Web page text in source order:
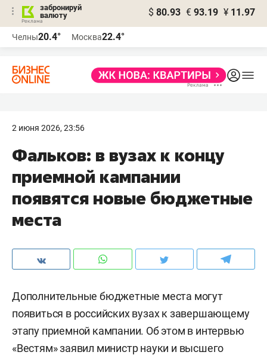
забронируй
валюту
$ 80.93 € 93.19 ¥ 11.97
Челны20.4° Москва22.4°
2 июня 2026, 23:56
Фальков: в вузах к концу
приемной кампании
появятся новые бюджетные
места
Дополнительные бюджетные места могут
появиться в российских вузах к завершающему
этапу приемной кампании. Об этом в интервью
«Вестям» заявил министр науки и высшего